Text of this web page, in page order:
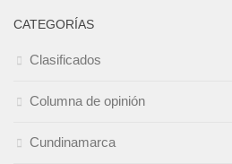
CATEGORÍAS
Clasificados
Columna de opinión
Cundinamarca